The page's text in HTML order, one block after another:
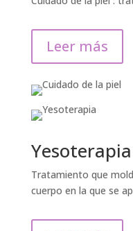
Leer más
Yesoterapia
Tratamiento que
cuerpo en la que se